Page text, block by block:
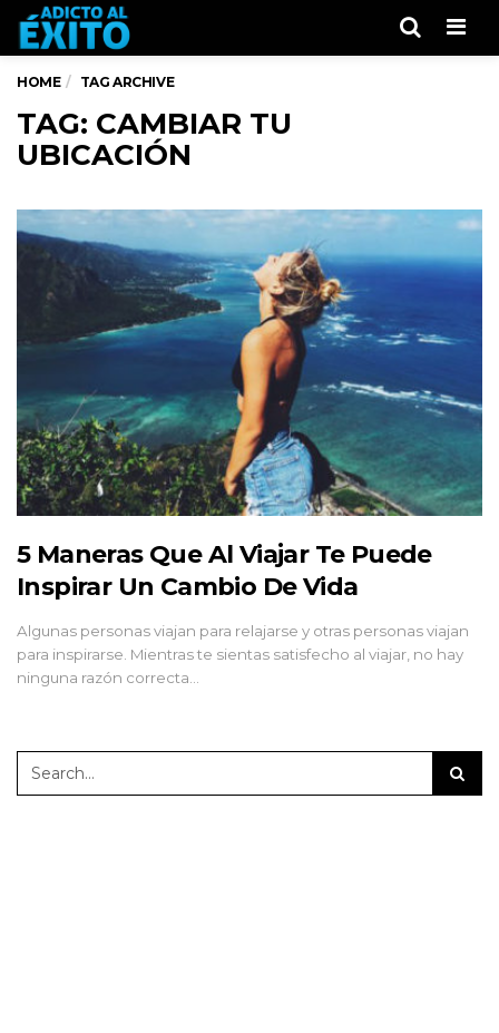
HOME TAG ARCHIVE
TAG: CAMBIAR TU
UBICACIÓN
5 Maneras Que Al Viajar Te Puede
Inspirar Un Cambio De Vida
Algunas personas viajan para relajarse y otras personas viajan
para inspirarse. Mientras te sientas satisfecho al viajar, no hay
ninguna razón correcta…